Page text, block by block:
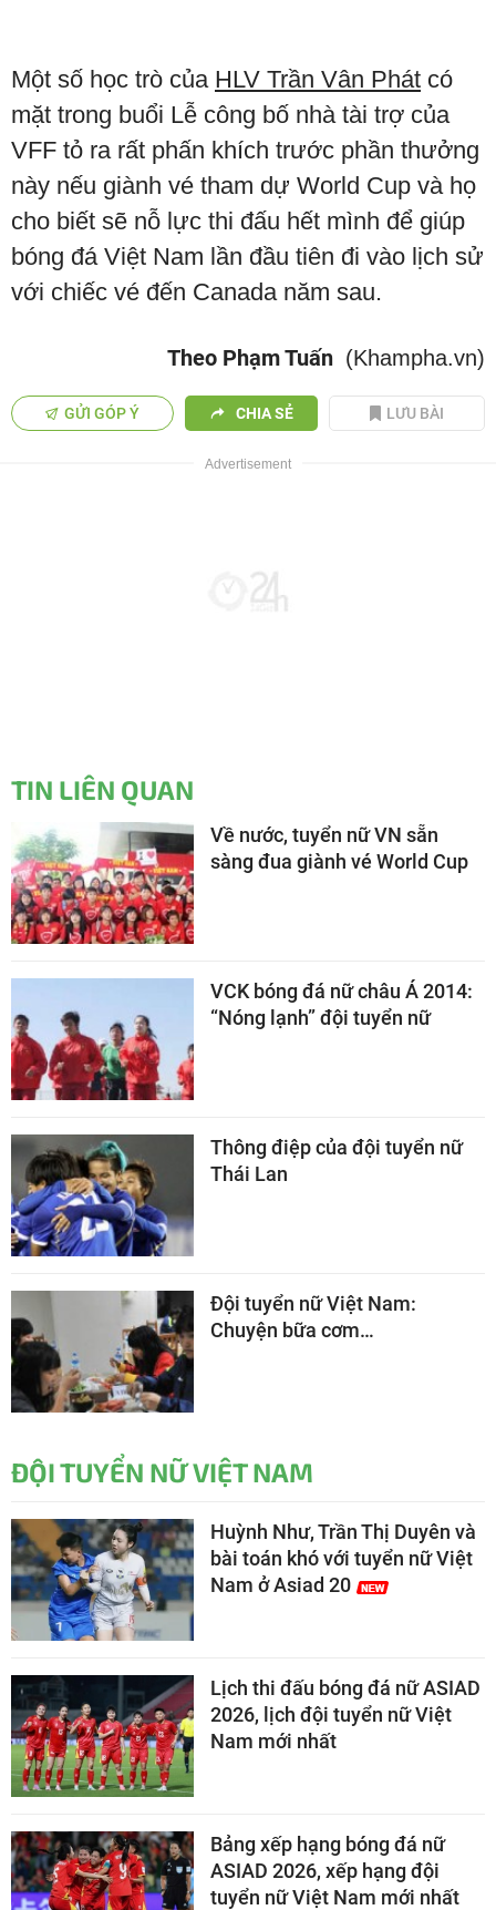
Một số học trò của HLV Trần Vân Phát có
mặt trong buổi Lễ công bố nhà tài trợ của
VFF tỏ ra rất phấn khích trước phần thưởng
này nếu giành vé tham dự World Cup và họ
cho biết sẽ nỗ lực thi đấu hết mình để giúp
bóng đá Việt Nam lần đầu tiên đi vào lịch sử
với chiếc vé đến Canada năm sau.
Theo Phạm Tuấn (Khampha.vn)
GỬI GÓP Ý CHIA SẺ LƯU BÀI
TIN LIÊN QUAN
Về nước, tuyển nữ VN sẵn
sàng đua giành vé World Cup
VCK bóng đá nữ châu Á 2014:
“Nóng lạnh” đội tuyển nữ
Thông điệp của đội tuyển nữ
Thái Lan
Đội tuyển nữ Việt Nam:
Chuyện bữa cơm…
ĐỘI TUYỂN NỮ VIỆT NAM
Huỳnh Như, Trần Thị Duyên và
bài toán khó với tuyển nữ Việt
Nam ở Asiad 20
Lịch thi đấu bóng đá nữ ASIAD
2026, lịch đội tuyển nữ Việt
Nam mới nhất
Bảng xếp hạng bóng đá nữ
ASIAD 2026, xếp hạng đội
tuyển nữ Việt Nam mới nhất